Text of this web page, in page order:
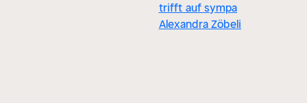
trifft auf sympa
Alexandra Zöbeli